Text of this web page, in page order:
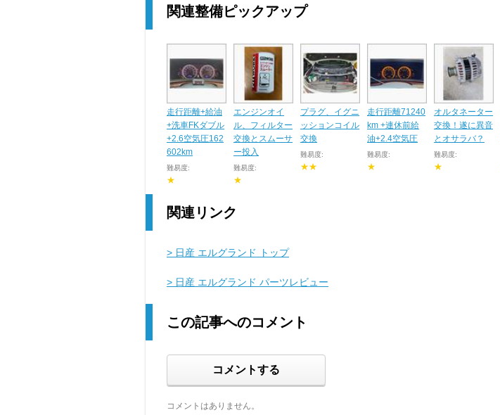
関連整備ピックアップ
走行距離+給油
+洗車FKダブル
+2.6空気圧162
602km
難易度:
★
エンジンオイ
ル、フィルター
交換とスムーサ
ー投入
難易度:
★
プラグ、イグニ
ッションコイル
交換
難易度:
★★
走行距離71240
km +連休前給
油+2.4空気圧
難易度:
★
オルタネーター
交換！遂に異音
とオサラバ？
難易度:
★
関連リンク
> 日産 エルグランド トップ
> 日産 エルグランド パーツレビュー
この記事へのコメント
コメントする
コメントはありません。